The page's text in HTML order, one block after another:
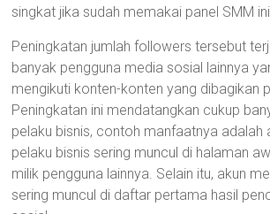
singkat jika sudah memakai panel SMM ini.
Peningkatan jumlah followers tersebut
banyak pengguna media sosial lainnya
mengikuti konten-konten yang dibagikan
Peningkatan ini mendatangkan cukup
pelaku bisnis, contoh manfaatnya adalah
pelaku bisnis sering muncul di halaman
milik pengguna lainnya. Selain itu, akun
sering muncul di daftar pertama hasil